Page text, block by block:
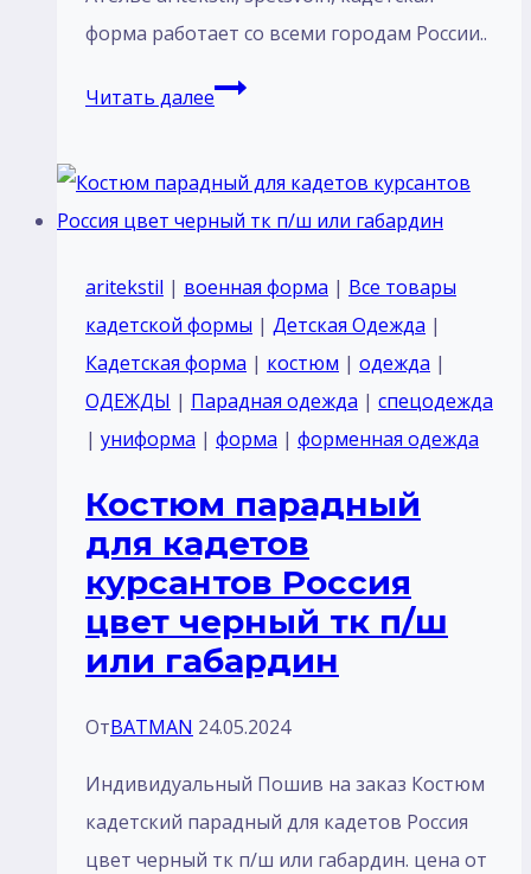
форма работает со всеми городам России..
Читать далееКостюм
кадетов
Россия
тк
п/
ш
габардин
воротник
отложной
отделка
цвет
белый
черный
лaмпасом
aritekstil | военная форма | Все товары
кадетской формы | Детская Одежда |
Кадетская форма | костюм | одежда |
ОДЕЖДЫ | Парадная одежда | спецодежда
| униформа | форма | форменная одежда
Костюм парадный
для кадетов
курсантов Россия
цвет черный тк п/ш
или габардин
ОтBATMAN 24.05.2024
Индивидуальный Пошив на заказ Костюм
кадетский парадный для кадетов Россия
цвет черный тк п/ш или габардин. цена от